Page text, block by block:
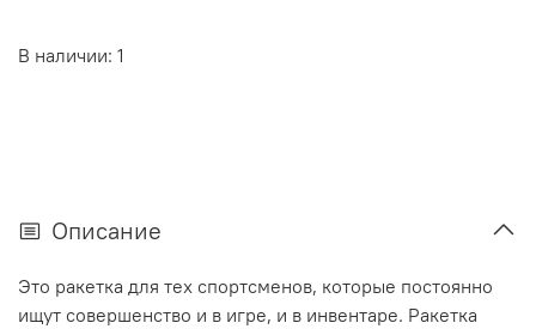
В наличии: 1
Описание
Это ракетка для тех спортсменов, которые постоянно
ищут совершенство и в игре, и в инвентаре. Ракетка